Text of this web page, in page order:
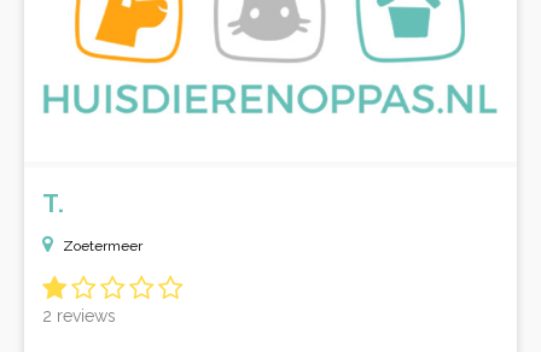
T.
Zoetermeer
2 reviews